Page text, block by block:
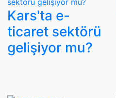
Kars'ta e-
ticaret sektörü
gelişiyor mu?